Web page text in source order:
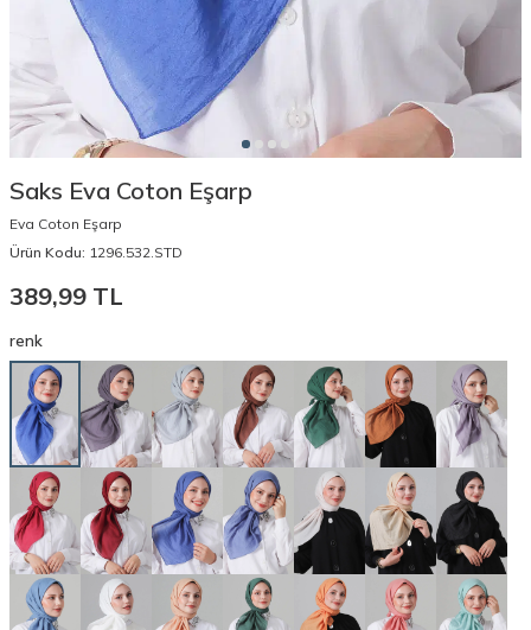
Saks Eva Coton Eşarp
Eva Coton Eşarp
Ürün Kodu: 1296.532.STD
389,99 TL
renk